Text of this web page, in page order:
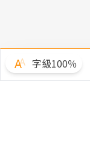
字級100％